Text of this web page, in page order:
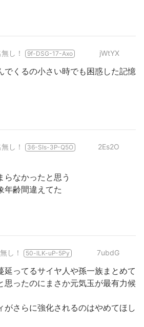
し！ 9f-DSG-17-Axo jWtYX
でくるの小さい時でも困惑した記憶
し！ 36-SIs-3P-Q5O 2Es2O
らなかったと思う
年齢間違えてた
し！ 50-lLK-uP-5Py 7ubdG
延ってるサイヤ人や孫一族まとめて
思ったのにまさか元気玉が最有力候
がさらに強化されるのはやめてほし